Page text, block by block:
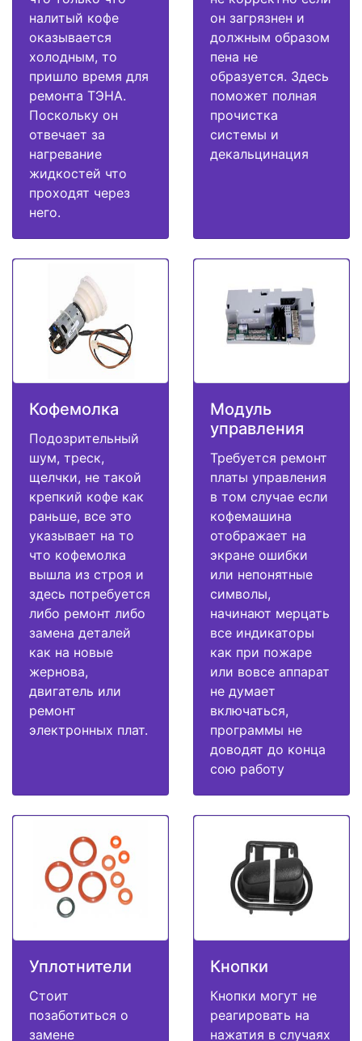
налитый кофе
оказывается
холодным, то
пришло время для
ремонта ТЭНА.
Поскольку он
отвечает за
нагревание
жидкостей что
проходят через
него.
он загрязнен и
должным образом
пена не
образуется. Здесь
поможет полная
прочистка
системы и
декальцинация
Кофемолка
Подозрительный
шум, треск,
щелчки, не такой
крепкий кофе как
раньше, все это
указывает на то
что кофемолка
вышла из строя и
здесь потребуется
либо ремонт либо
замена деталей
как на новые
жернова,
двигатель или
ремонт
электронных плат.
Модуль
управления
Требуется ремонт
платы управления
в том случае если
кофемашина
отображает на
экране ошибки
или непонятные
символы,
начинают мерцать
все индикаторы
как при пожаре
или вовсе аппарат
не думает
включаться,
программы не
доводят до конца
сою работу
Уплотнители
Стоит
позаботиться о
замене
Кнопки
Кнопки могут не
реагировать на
нажатия в случаях